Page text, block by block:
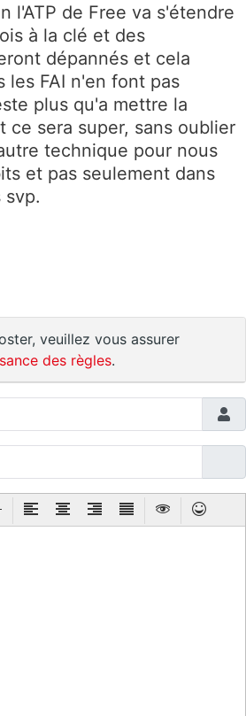
l'ATP de Free va s'étendre
à la clé et des
dépannés et cela
les FAI n'en font pas
plus qu'a mettre la
ce sera super, sans oublier
technique pour nous
et pas seulement dans
svp.
veuillez vous assurer
des règles.